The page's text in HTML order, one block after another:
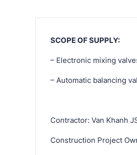
SCOPE OF SUPPLY:
– Electronic mixing
– Automatic balancing
Contractor: Van Khanh
Construction Project